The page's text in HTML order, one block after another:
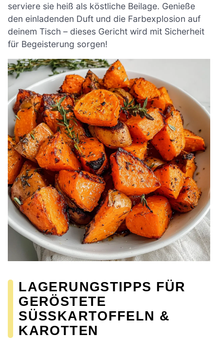
serviere sie heiß als köstliche Beilage. Genieße
den einladenden Duft und die Farbexplosion auf
deinem Tisch – dieses Gericht wird mit Sicherheit
für Begeisterung sorgen!
LAGERUNGSTIPPS FÜR
GERÖSTETE
SÜSSKARTOFFELN & K
AROTTEN